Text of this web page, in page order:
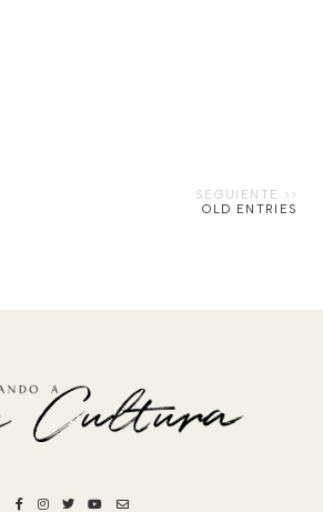
OLD ENTRIES